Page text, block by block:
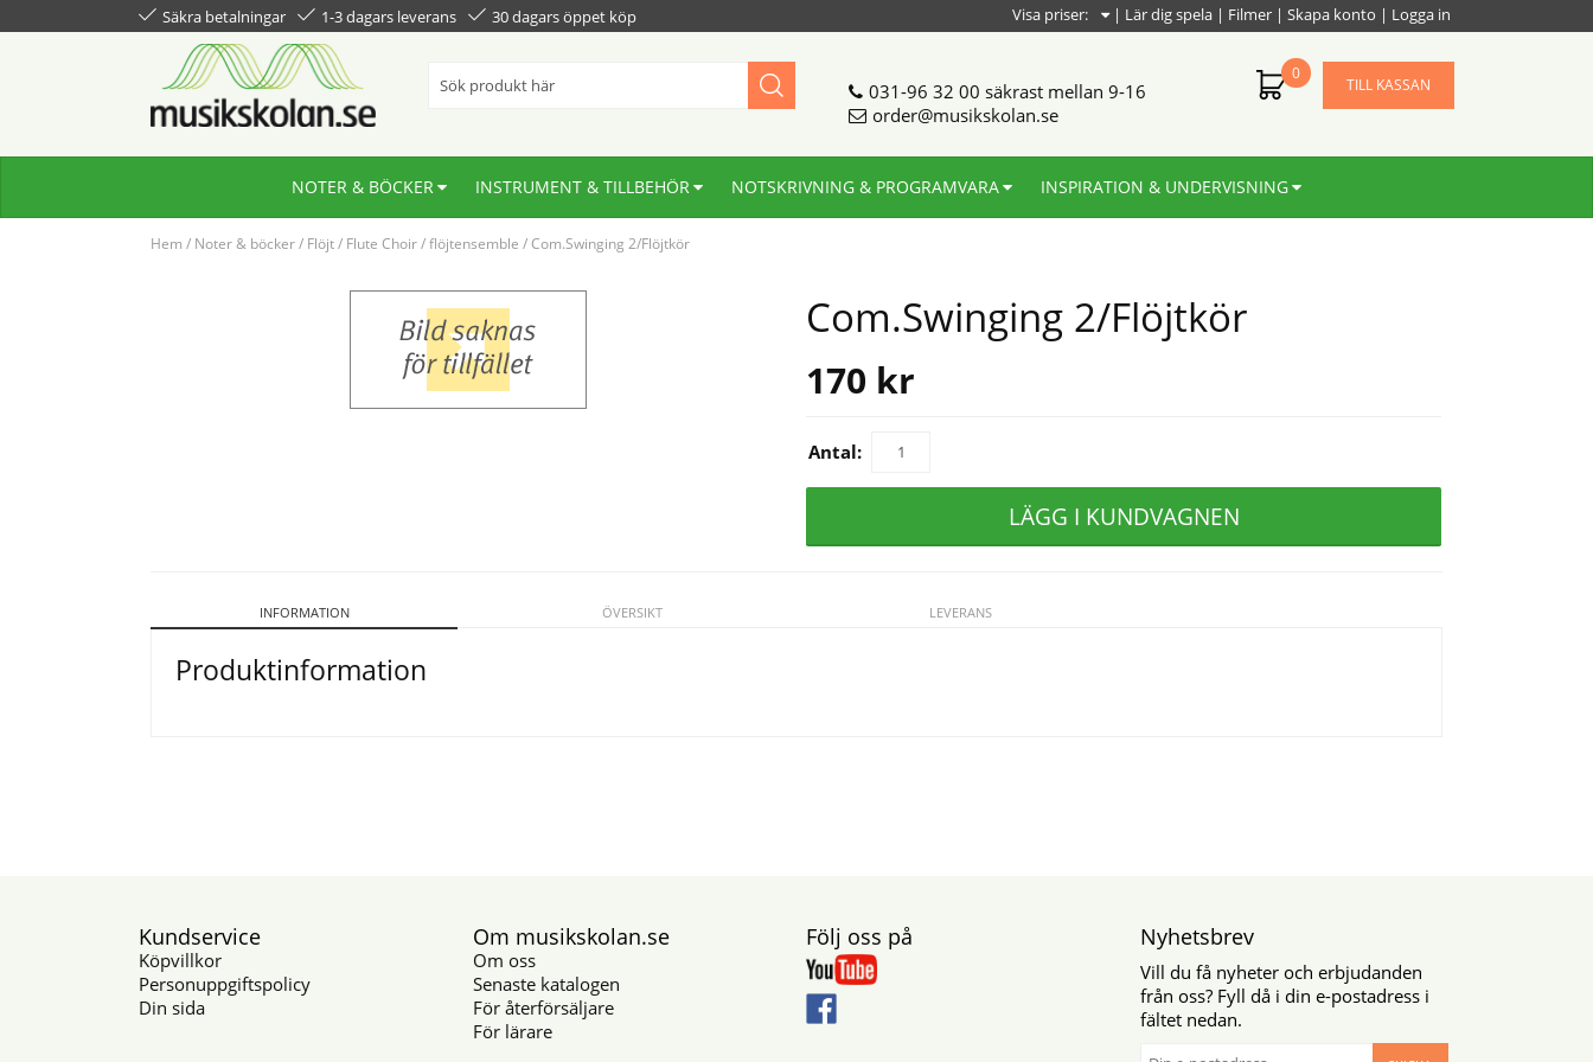
Säkra betalningar 1-3 dagars leverans 30 dagars öppet köp | Lär dig spela | Filmer | Skapa konto | Logga in
Visa priser:
031-96 32 00 säkrast mellan 9-16
order@musikskolan.se
0
TILL KASSAN
NOTER & BÖCKER INSTRUMENT & TILLBEHÖR NOTSKRIVNING & PROGRAMVARA INSPIRATION & UNDERVISNING
Hem / Noter & böcker/ Flöjt/ Flute Choir / flöjtensemble /Com.Swinging 2/Flöjtkör
Com.Swinging 2/Flöjtkör
170 kr
Antal:
LÄGG I KUNDVAGNEN
INFORMATION ÖVERSIKT LEVERANS
Produktinformation
Kundservice
Köpvillkor
Personuppgiftspolicy
Din sida
Om musikskolan.se
Om oss
Senaste katalogen
För återförsäljare
För lärare
Följ oss på Nyhetsbrev
Vill du få nyheter och erbjudanden
från oss? Fyll då i din e-postadress i
fältet nedan.